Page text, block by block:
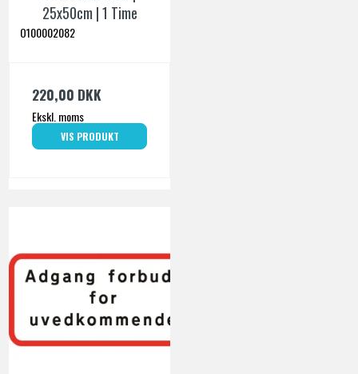
25x50cm | 1 Time
O100002082
220,00 DKK
Ekskl. moms
VIS PRODUKT